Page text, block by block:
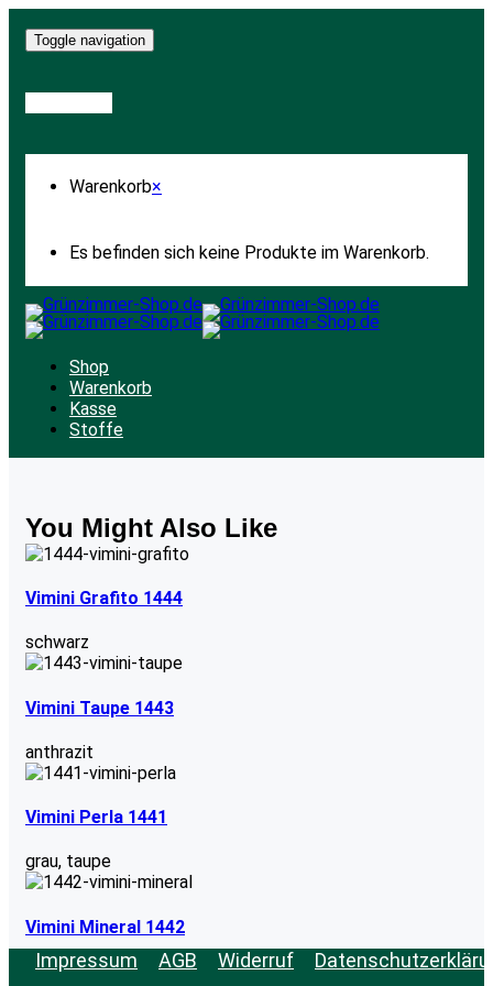
Toggle navigation
Warenkorb×
Es befinden sich keine Produkte im Warenkorb.
Shop
Warenkorb
Kasse
Stoffe
You Might Also Like
Vimini Grafito 1444
schwarz
Vimini Taupe 1443
anthrazit
Vimini Perla 1441
grau, taupe
Vimini Mineral 1442
grau
Impressum AGB Widerruf